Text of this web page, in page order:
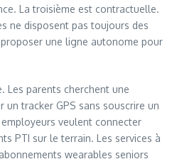
La troisième est contractuelle.
ne disposent pas toujours des
une ligne autonome pour
Les parents cherchent une
tracker GPS sans souscrire un
veulent connecter
PTI sur le terrain. Les services à
wearables seniors